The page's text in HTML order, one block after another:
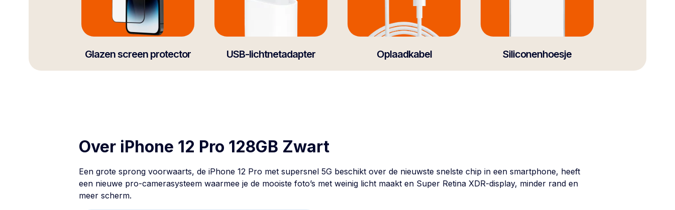
Glazen screen protector USB-lichtnetadapter Oplaadkabel Siliconenhoesje
Over iPhone 12 Pro 128GB Zwart
Een grote sprong voorwaarts, de iPhone 12 Pro met supersnel 5G beschikt over de nieuwste snelste chip in een smartphone, heeft
een nieuwe pro-camerasysteem waarmee je de mooiste foto’s met weinig licht maakt en Super Retina XDR-display, minder rand en
meer scherm.